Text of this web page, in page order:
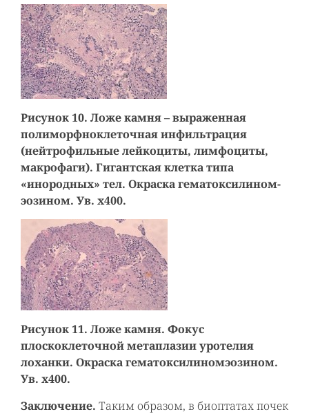
Рисунок 10. Ложе камня – выраженная
полиморфноклеточная инфильтрация
(нейтрофильные лейкоциты, лимфоциты,
макрофаги). Гигантская клетка типа
«инородных» тел. Окраска гематоксилином-
эозином. Ув. х400.
Рисунок 11. Ложе камня. Фокус
плоскоклеточной метаплазии уротелия
лоханки. Окраска гематоксилиномэозином.
Ув. х400.
Заключение. Таким образом, в биоптатах почек